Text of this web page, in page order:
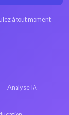
Espagnol en
Russe en texte
à tout moment
Analyse IA